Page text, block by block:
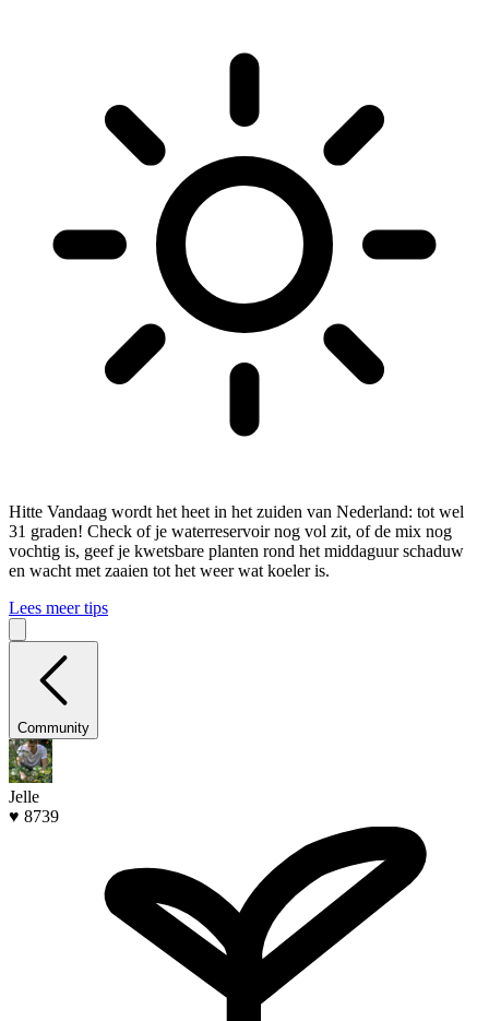
Hitte Vandaag wordt het heet in het zuiden van Nederland: tot wel
31 graden! Check of je waterreservoir nog vol zit, of de mix nog
vochtig is, geef je kwetsbare planten rond het middaguur schaduw
en wacht met zaaien tot het weer wat koeler is.
Lees meer tips
Community
Jelle
♥ 8739